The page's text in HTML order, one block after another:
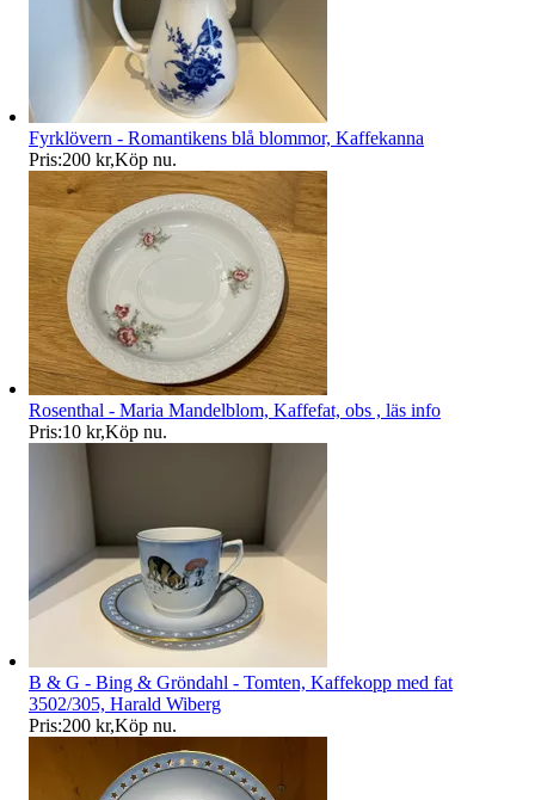
Fyrklövern - Romantikens blå blommor, Kaffekanna
Pris:200 kr,Köp nu.
Rosenthal - Maria Mandelblom, Kaffefat, obs , läs info
Pris:10 kr,Köp nu.
B & G - Bing & Gröndahl - Tomten, Kaffekopp med fat
3502/305, Harald Wiberg
Pris:200 kr,Köp nu.